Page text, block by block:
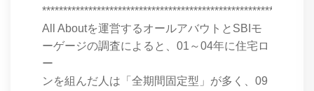
All Aboutを運営するオールアバウトとSBIモ
ーゲージの調査によると、01～04年に住宅ロ
ー
ンを組んだ人は「全期間固定型」が多く、09